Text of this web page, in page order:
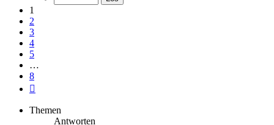
1
2
3
4
5
…
8
Themen
Antworten